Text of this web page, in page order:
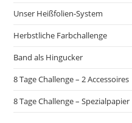
Unser Heißfolien-System
Herbstliche Farbchallenge
Band als Hingucker
8 Tage Challenge – 2 Accessoires
8 Tage Challenge – Spezialpapier